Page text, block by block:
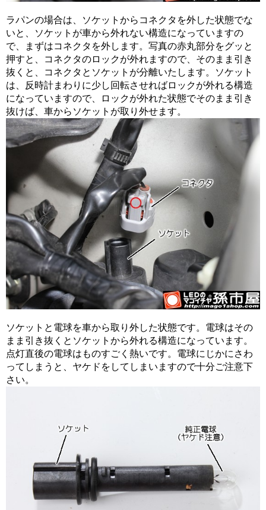
ラパンの場合は、ソケットからコネクタを外した状態でな
いと、ソケットが車から外れない構造になっていますの
で、まずはコネクタを外します。写真の赤丸部分をグッと
押すと、コネクタのロックが外れますので、そのまま引き
抜くと、コネクタとソケットが分離いたします。ソケット
は、反時計まわりに少し回転させればロックが外れる構造
になっていますので、ロックが外れた状態でそのまま引き
抜けば、車からソケットが取り外せます。
ソケットと電球を車から取り外した状態です。電球はその
まま引き抜くとソケットから外れる構造になっています。
点灯直後の電球はものすごく熱いです。電球にじかにさわ
ってしまうと、ヤケドをしてしまいますので十分ご注意下
さい。